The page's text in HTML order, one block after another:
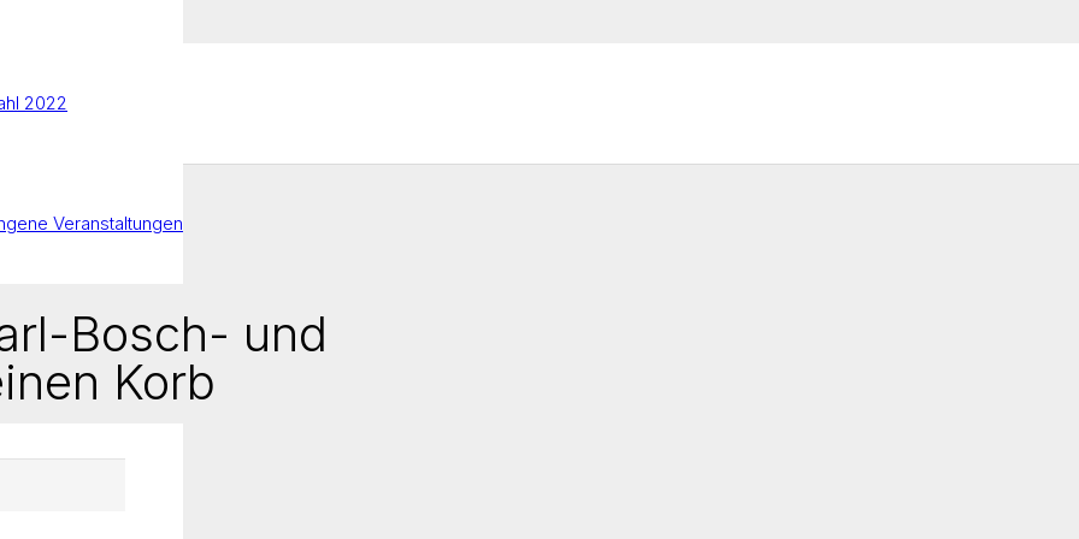
2022
Veranstaltungen
Bosch- und
Korb